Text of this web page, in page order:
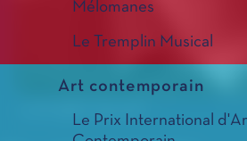
Mélomanes
Le Tremplin Musical
Art contemporain
Le Prix International